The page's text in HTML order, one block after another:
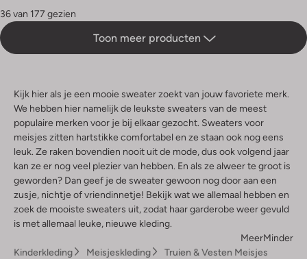
36 van 177 gezien
Toon meer producten
Kijk hier als je een mooie sweater zoekt van jouw favoriete merk.
We hebben hier namelijk de leukste sweaters van de meest
populaire merken voor je bij elkaar gezocht. Sweaters voor
meisjes zitten hartstikke comfortabel en ze staan ook nog eens
leuk. Ze raken bovendien nooit uit de mode, dus ook volgend jaar
kan ze er nog veel plezier van hebben. En als ze alweer te groot is
geworden? Dan geef je de sweater gewoon nog door aan een
zusje, nichtje of vriendinnetje! Bekijk wat we allemaal hebben en
zoek de mooiste sweaters uit, zodat haar garderobe weer gevuld
is met allemaal leuke, nieuwe kleding.
MeerMinder
Kinderkleding
Meisjeskleding Truien & Vesten Meisjes